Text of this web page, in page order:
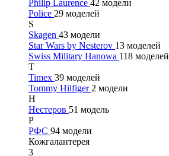
Philip Laurence 42 модели
Police 29 моделей
S
Skagen 43 модели
Star Wars by Nesterov 13 моделей
Swiss Military Hanowa 118 моделей
T
Timex 39 моделей
Tommy Hilfiger 2 модели
Н
Нестеров 51 модель
Р
РФС 94 модели
Кожгалантерея
3